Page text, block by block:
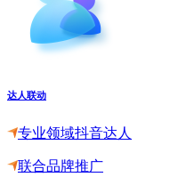
达人联动
专业领域抖音达人
联合品牌推广